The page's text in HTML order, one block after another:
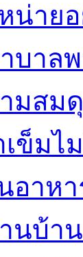
น่ายอ
บาล
มสม
เข็ม
อาห
นบ้าน